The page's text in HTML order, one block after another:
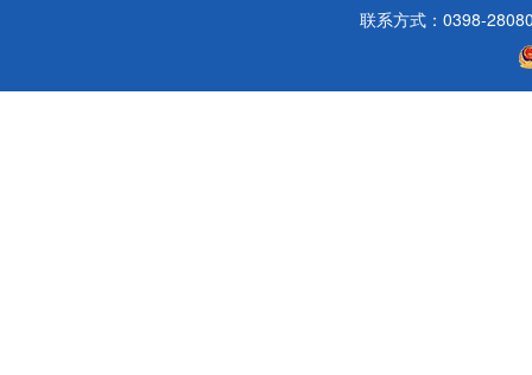
联系方式：0398-